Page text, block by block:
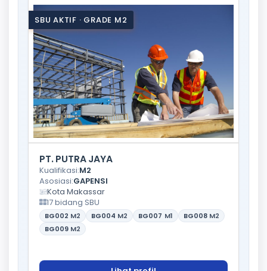
SBU AKTIF · GRADE M2
PT. PUTRA JAYA
Kualifikasi:M2
Asosiasi:GAPENSI
Kota Makassar
17 bidang SBU
BG002 M2 BG004 M2 BG007 M1 BG008 M2
BG009 M2